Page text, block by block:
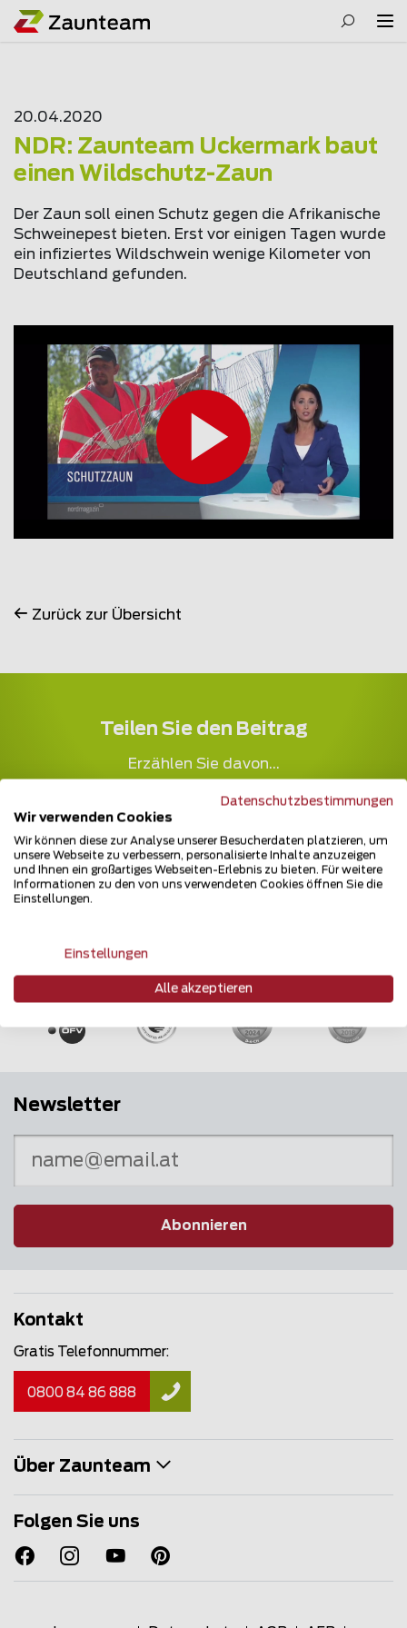
20.04.2020
NDR: Zaunteam Uckermark baut
einen Wildschutz-Zaun
Der Zaun soll einen Schutz gegen die Afrikanische
Schweinepest bieten. Erst vor einigen Tagen wurde
ein infiziertes Wildschwein wenige Kilometer von
Deutschland gefunden.
Zurück zur Übersicht
Teilen Sie den Beitrag
Erzählen Sie davon...
Mehrfach ausgezeichnet und immer am
Puls des Marktes
Newsletter
Abonnieren
Kontakt
Gratis Telefonnummer:
0800 84 86 888
Über Zaunteam
Folgen Sie uns
Datenschutzbestimmungen
Wir verwenden Cookies
Wir können diese zur Analyse unserer Besucherdaten platzieren, um
unsere Webseite zu verbessern, personalisierte Inhalte anzuzeigen
und Ihnen ein großartiges Webseiten-Erlebnis zu bieten. Für weitere
Informationen zu den von uns verwendeten Cookies öffnen Sie die
Einstellungen.
Einstellungen
Alle akzeptieren